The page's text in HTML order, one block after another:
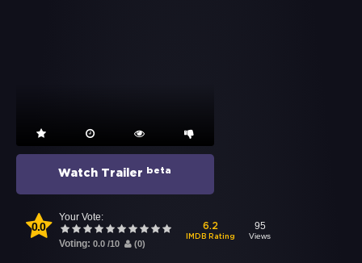
Watch Trailer beta
0.0
Your Vote:
Voting: 0.0 /10 (0)
6.2
IMDB Rating
95
Views